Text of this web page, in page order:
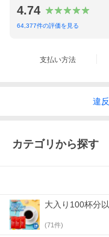
レ
ソル
配送温度帯
産地
4.74
64,377件の評価を見る
支払い方法
違反
カテゴリから探す
大入り100杯分
(71件)